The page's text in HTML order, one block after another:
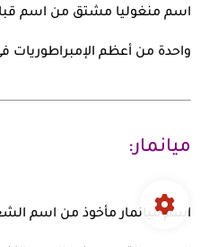
اسم منغوليا مشتق من اسم
واحدة من أعظم الإمبراطوريات
ميانمار:
اسمميانمارمأخوذ من اسم